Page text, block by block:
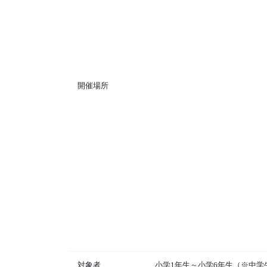
開催場所
対象者 小学1年生～小学6年生（※中学